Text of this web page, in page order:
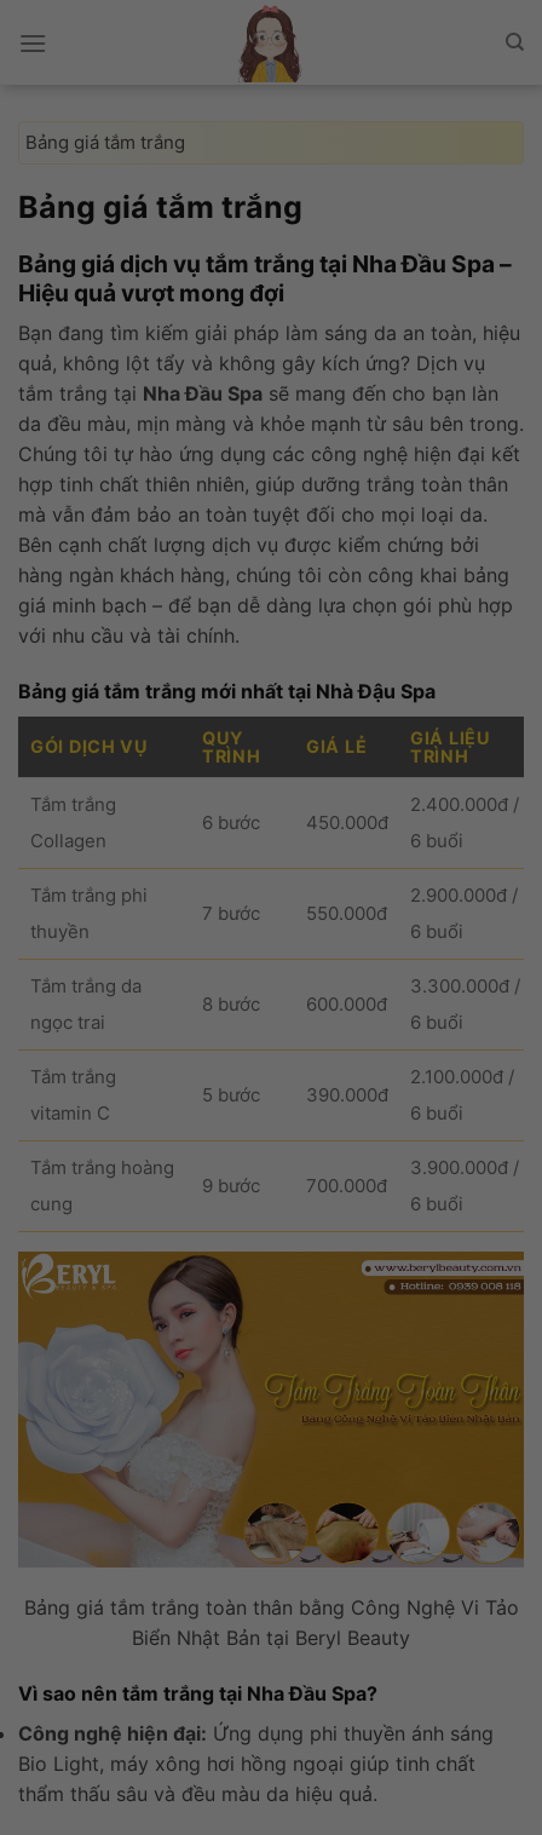
đến
Bảng giá tắm trắng
Bảng giá tắm trắng
Bảng giá dịch vụ tắm trắng tại Nha Đầu Spa –
Hiệu quả vượt mong đợi
Bạn đang tìm kiếm giải pháp làm sáng da an toàn, hiệu
quả, không lột tẩy và không gây kích ứng? Dịch vụ
tắm trắng tại Nha Đầu Spa sẽ mang đến cho bạn làn
da đều màu, mịn màng và khỏe mạnh từ sâu bên trong.
Chúng tôi tự hào ứng dụng các công nghệ hiện đại kết
hợp tinh chất thiên nhiên, giúp dưỡng trắng toàn thân
mà vẫn đảm bảo an toàn tuyệt đối cho mọi loại da.
Bên cạnh chất lượng dịch vụ được kiểm chứng bởi
hàng ngàn khách hàng, chúng tôi còn công khai bảng
giá minh bạch – để bạn dễ dàng lựa chọn gói phù hợp
với nhu cầu và tài chính.
Bảng giá tắm trắng mới nhất tại Nhà Đậu Spa
GÓI DỊCH VỤ
QUY
TRÌNH
GIÁ LẺ
GIÁ LIỆU
TRÌNH
Tắm trắng
Collagen
6 bước 450.000đ
2.400.000đ /
6 buổi
Tắm trắng phi
thuyền
7 bước 550.000đ
2.900.000đ /
6 buổi
Tắm trắng da
ngọc trai
8 bước 600.000đ
3.300.000đ /
6 buổi
Tắm trắng
vitamin C
5 bước 390.000đ
2.100.000đ /
6 buổi
Tắm trắng hoàng
cung
9 bước 700.000đ
3.900.000đ /
6 buổi
Bảng giá tắm trắng toàn thân bằng Công Nghệ Vi Tảo
Biển Nhật Bản tại Beryl Beauty
Vì sao nên tắm trắng tại Nha Đầu Spa?
Công nghệ hiện đại: Ứng dụng phi thuyền ánh sáng
Bio Light, máy xông hơi hồng ngoại giúp tinh chất
thẩm thấu sâu và đều màu da hiệu quả.